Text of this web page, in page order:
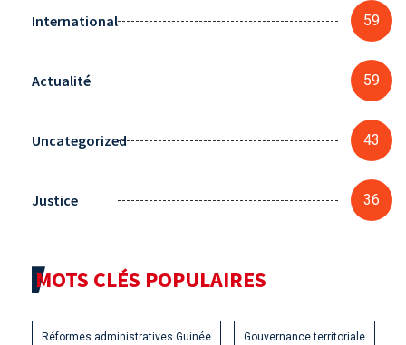
International 59
Actualité 59
Uncategorized 43
Justice 36
MOTS CLÉS POPULAIRES
Réformes administratives Guinée Gouvernance territoriale